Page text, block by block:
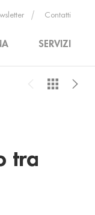
SERVIZI
Contatti
tra